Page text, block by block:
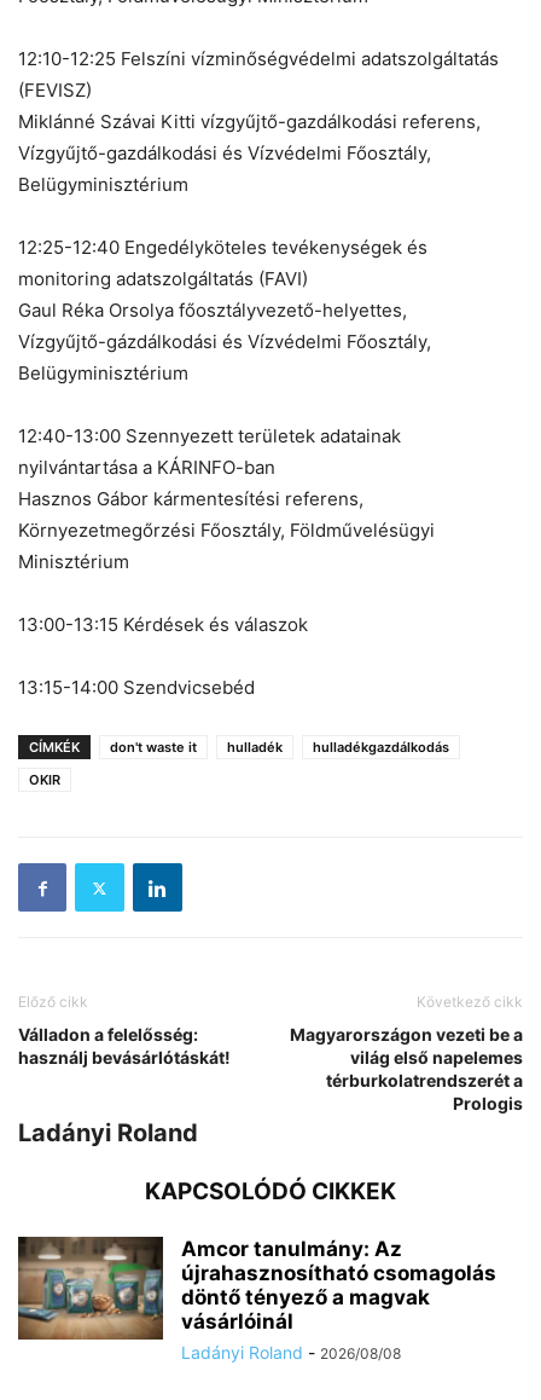
12:10-12:25 Felszíni vízminőségvédelmi adatszolgáltatás
(FEVISZ)
Miklánné Szávai Kitti vízgyűjtő-gazdálkodási referens,
Vízgyűjtő-gazdálkodási és Vízvédelmi Főosztály,
Belügyminisztérium
12:25-12:40 Engedélyköteles tevékenységek és
monitoring adatszolgáltatás (FAVI)
Gaul Réka Orsolya főosztályvezető-helyettes,
Vízgyűjtő-gázdálkodási és Vízvédelmi Főosztály,
Belügyminisztérium
12:40-13:00 Szennyezett területek adatainak
nyilvántartása a KÁRINFO-ban
Hasznos Gábor kármentesítési referens,
Környezetmegőrzési Főosztály, Földművelésügyi
Minisztérium
13:00-13:15 Kérdések és válaszok
13:15-14:00 Szendvicsebéd
CÍMKÉK don't waste it hulladék
hulladékgazdálkodás
OKIR
Előző cikk
Válladon a felelősség:
használj bevásárlótáskát!
Következő cikk
Magyarországon vezeti be a
világ első napelemes
térburkolatrendszerét a
Prologis
Ladányi Roland
KAPCSOLÓDÓ CIKKEK
Amcor tanulmány: Az
újrahasznosítható csomagolás
döntő tényező a magvak
vásárlóinál
Ladányi Roland - 2026/08/08